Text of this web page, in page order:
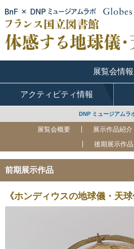
展覧会情報
アクティビティ情報
DNP ミュージアムラ
展覧会概要 展示作品紹介
後期展示作品
前期展示作品
《ホンディウスの地球儀・天球